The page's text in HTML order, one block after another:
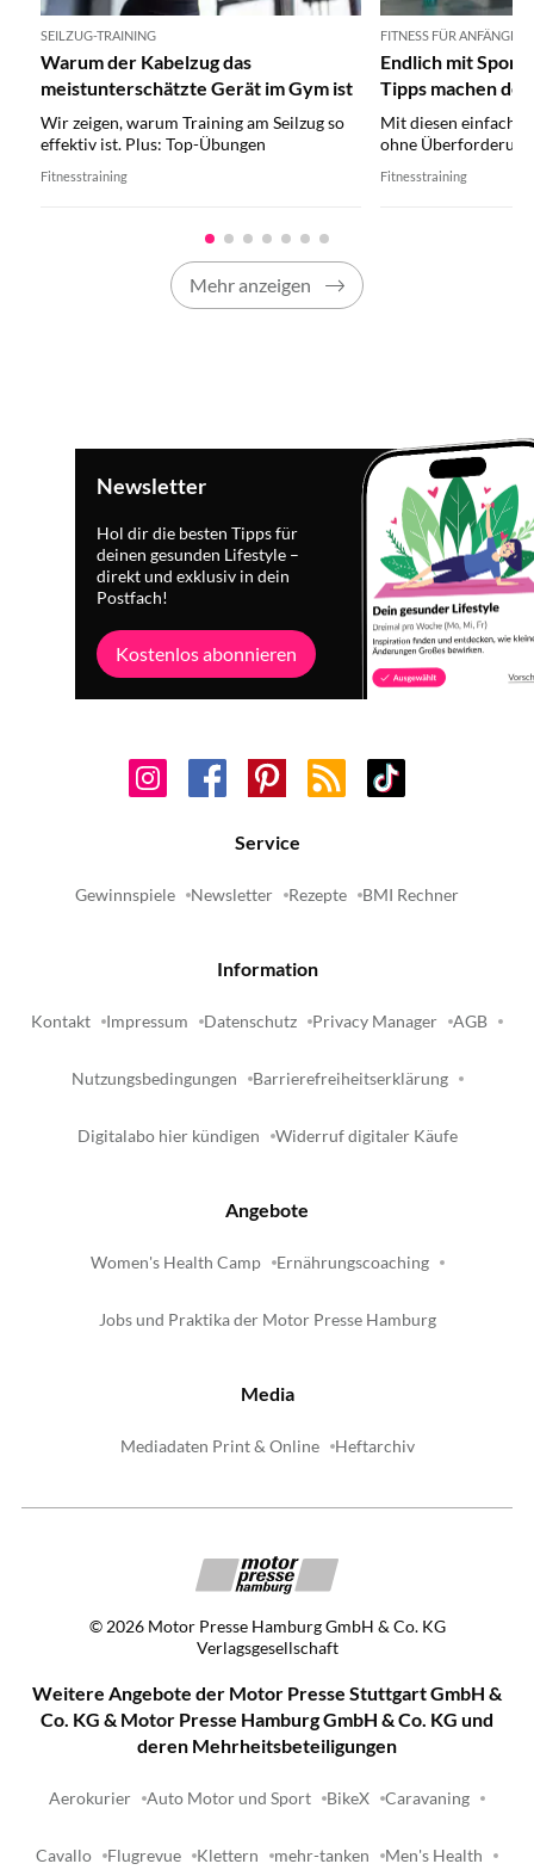
SEILZUG-TRAINING
Warum der Kabelzug das
meistunterschätzte Gerät im Gym ist
Wir zeigen, warum Training am Seilzug so
effektiv ist. Plus: Top-Übungen
Fitnesstraining
FITNESS FÜR
Endlich mit Sport
Tipps machen
leichter
Mit diesen
ohne
Fitnesstraining
Mehr anzeigen
Newsletter
Hol dir die besten Tipps für
deinen gesunden Lifestyle –
direkt und exklusiv in dein
Postfach!
Kostenlos abonnieren
Service
Gewinnspiele Newsletter Rezepte BMI Rechner
Information
Kontakt Impressum Datenschutz Privacy Manager AGB
Nutzungsbedingungen Barrierefreiheitserklärung
Digitalabo hier kündigen Widerruf digitaler Käufe
Angebote
Women's Health Camp Ernährungscoaching
Jobs und Praktika der Motor Presse Hamburg
Media
Mediadaten Print & Online Heftarchiv
© 2026 Motor Presse Hamburg GmbH & Co. KG
Verlagsgesellschaft
Weitere Angebote der Motor Presse Stuttgart GmbH &
Co. KG & Motor Presse Hamburg GmbH & Co. KG und
deren Mehrheitsbeteiligungen
Aerokurier Auto Motor und Sport BikeX Caravaning
Cavallo Flugrevue Klettern mehr-tanken Men's Health